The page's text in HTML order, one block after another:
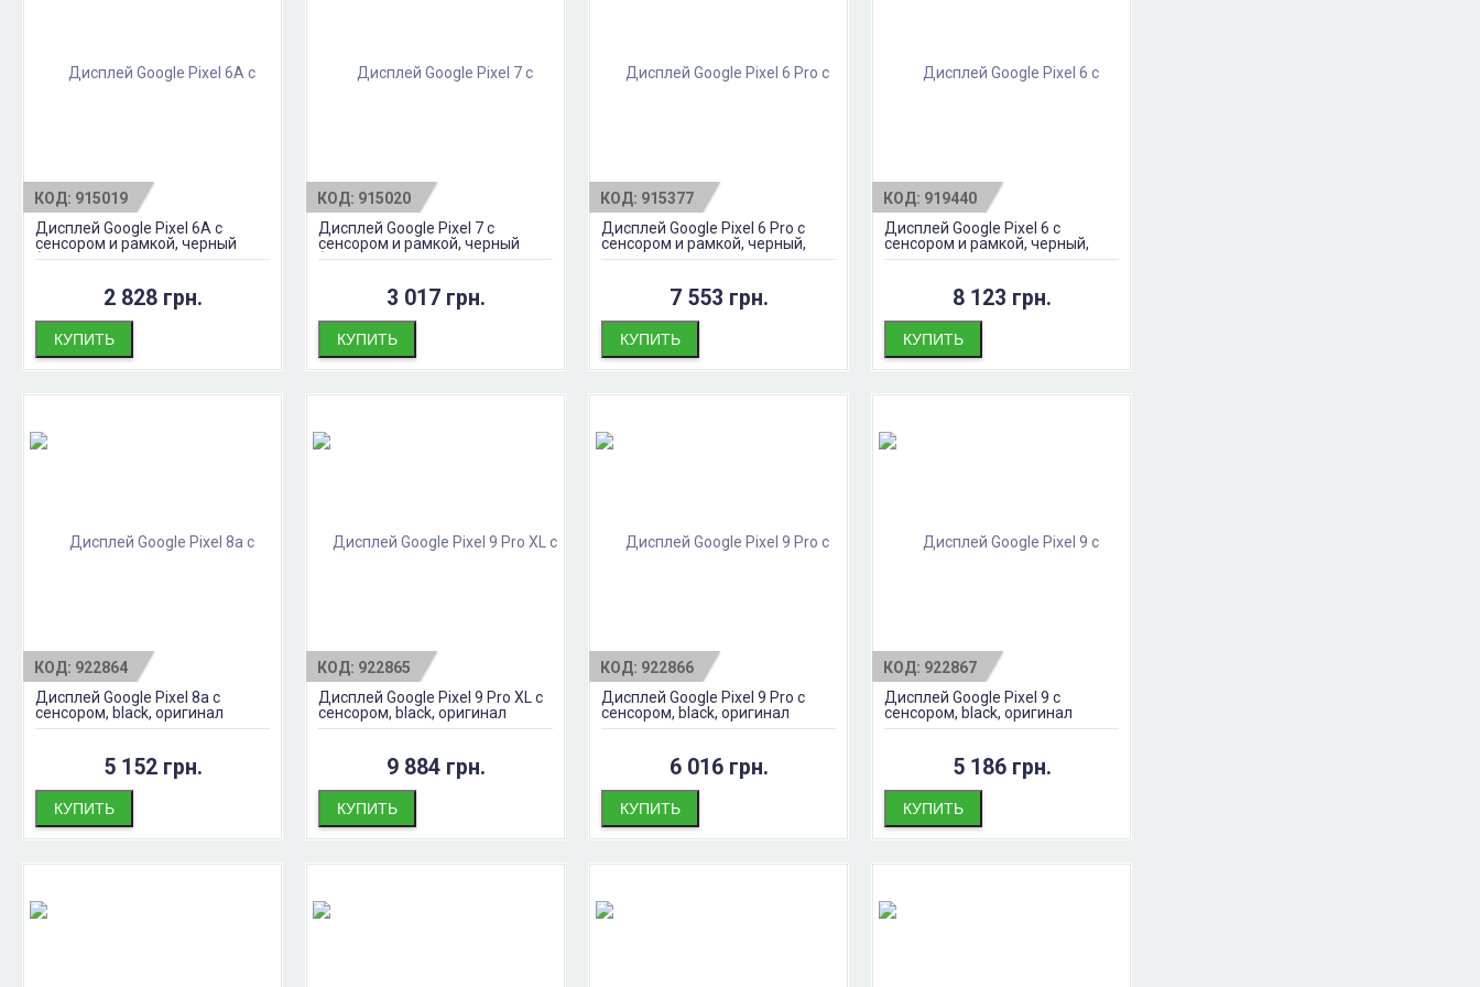
КОД: 915019
Дисплей Google Pixel 6A с
сенсором и рамкой, черный
(OLED)
2 828 грн.
КУПИТЬ
КОД: 915020
Дисплей Google Pixel 7 с
сенсором и рамкой, черный
(OLED)
3 017 грн.
КУПИТЬ
КОД: 915377
Дисплей Google Pixel 6 Pro с
сенсором и рамкой, черный,
оригинал
7 553 грн.
КУПИТЬ
КОД: 919440
Дисплей Google Pixel 6 с
сенсором и рамкой, черный,
оригинал
8 123 грн.
КУПИТЬ
КОД: 922864
Дисплей Google Pixel 8a с
сенсором, black, оригинал
5 152 грн.
КУПИТЬ
КОД: 922865
Дисплей Google Pixel 9 Pro XL с
сенсором, black, оригинал
9 884 грн.
КУПИТЬ
КОД: 922866
Дисплей Google Pixel 9 Pro с
сенсором, black, оригинал
6 016 грн.
КУПИТЬ
КОД: 922867
Дисплей Google Pixel 9 с
сенсором, black, оригинал
5 186 грн.
КУПИТЬ